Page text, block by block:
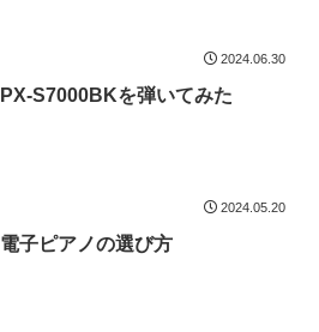
2024.06.30
PX-S7000BKを弾いてみた
2024.05.20
電子ピアノの選び方